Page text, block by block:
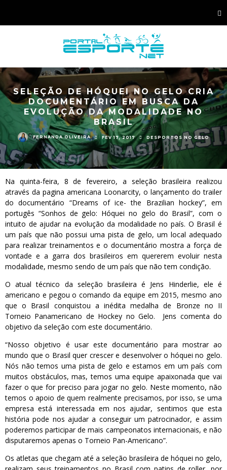
SELEÇÃO DE HÓQUEI NO GELO CRIA
DOCUMENTÁRIO EM BUSCA DA
EVOLUÇÃO DA MODALIDADE NO
BRASIL
FERNANDA OLIVEIRA FEV 17, 2017 DESPORTOS NO GELO
Na quinta-feira, 8 de fevereiro, a seleção brasileira realizou
através da pagina americana Loonarcity, o lançamento do trailer
do documentário “Dreams of ice- the Brazilian hockey”, em
portugês “Sonhos de gelo: Hóquei no gelo do Brasil”, com o
intuito de ajudar na evolução da modalidade no país. O Brasil é
um país que não possui uma pista de gelo, um local adequado
para realizar treinamentos e o documentário mostra a força de
vontade e a garra dos brasileiros em quererem evoluir nesta
modalidade, mesmo sendo de um país que não tem condição.
O atual técnico da seleção brasileira é Jens Hinderlie, ele é
americano e pegou o comando da equipe em 2015, mesmo ano
que o Brasil conquistou a inédita medalha de Bronze no II
Torneio Panamericano de Hockey no Gelo. Jens comenta do
objetivo da seleção com este documentário.
“Nosso objetivo é usar este documentário para mostrar ao
mundo que o Brasil quer crescer e desenvolver o hóquei no gelo.
Nós não temos uma pista de gelo e estamos em um país com
muitos obstáculos, mas, temos uma equipe apaixonada que vai
fazer o que for preciso para jogar no gelo. Neste momento, não
temos o apoio de quem realmente precisamos, por isso, se uma
empresa está interessada em nos ajudar, sentimos que esta
história pode nos ajudar a conseguir um patrocinador, e assim
poderemos participar de mais campeonatos internacionais, e não
disputaremos apenas o Torneio Pan-Americano”.
Os atletas que chegam até a seleção brasileira de hóquei no gelo,